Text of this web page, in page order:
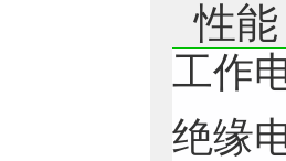
性能
工作
绝缘